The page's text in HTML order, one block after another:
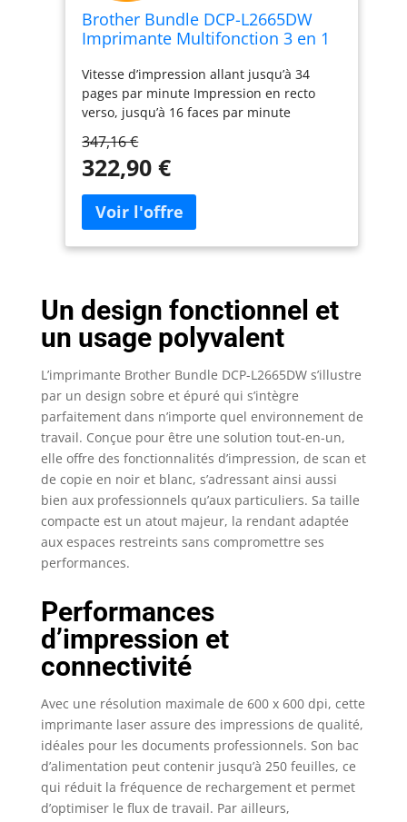
Brother Bundle DCP-L2665DW
Imprimante Multifonction 3 en 1
Noir et Blanc, WiFi et Ethernet +
Toner XL Original TN-2510XL Noir
supplémentaire (Capacité de 3
000 Pages)
Vitesse d’impression allant jusqu’à 34
pages par minute Impression en recto
verso, jusqu’à 16 faces par minute
minute Ethernet, WiFi 5GHz et USB
Chargeur automatique de document de
supplémentaire d'une capcité de 3 000
pages
347,16 €
322,90 €
Un design fonctionnel et
un usage polyvalent
L’imprimante Brother Bundle DCP-L2665DW s’illustre
par un design sobre et épuré qui s’intègre
parfaitement dans n’importe quel environnement de
travail. Conçue pour être une solution tout-en-un,
elle offre des fonctionnalités d’impression, de scan et
de copie en noir et blanc, s’adressant ainsi aussi
bien aux professionnels qu’aux particuliers. Sa taille
compacte est un atout majeur, la rendant adaptée
aux espaces restreints sans compromettre ses
performances.
Performances
d’impression et
connectivité
Avec une résolution maximale de 600 x 600 dpi, cette
imprimante laser assure des impressions de qualité,
idéales pour les documents professionnels. Son bac
d’alimentation peut contenir jusqu’à 250 feuilles, ce
qui réduit la fréquence de rechargement et permet
d’optimiser le flux de travail. Par ailleurs,